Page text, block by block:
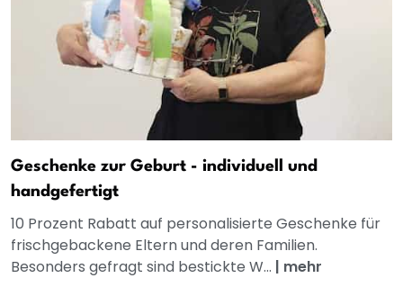
Geschenke zur Geburt - individuell und
handgefertigt
10 Prozent Rabatt auf personalisierte Geschenke für
frischgebackene Eltern und deren Familien.
Besonders gefragt sind bestickte W... | mehr